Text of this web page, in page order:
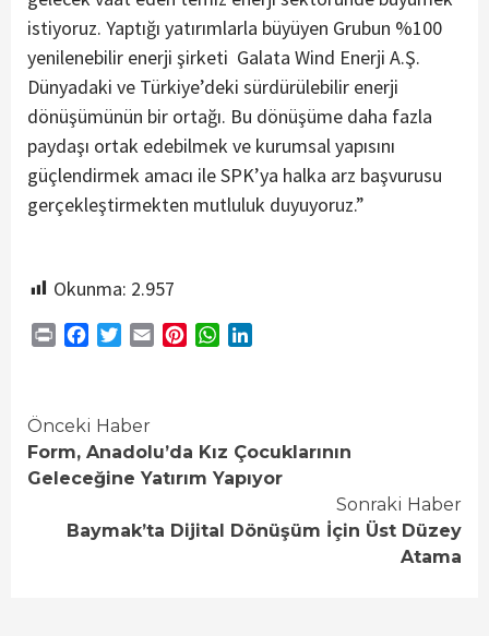
istiyoruz. Yaptığı yatırımlarla büyüyen Grubun %100
yenilenebilir enerji şirketi Galata Wind Enerji A.Ş.
Dünyadaki ve Türkiye’deki sürdürülebilir enerji
dönüşümünün bir ortağı. Bu dönüşüme daha fazla
paydaşı ortak edebilmek ve kurumsal yapısını
güçlendirmek amacı ile SPK’ya halka arz başvurusu
gerçekleştirmekten mutluluk duyuyoruz.”
Okunma: 2.957
Print FacebookTwitterEmail PinterestWhatsApp
Continue
Reading
Önceki Haber
Form, Anadolu’da Kız Çocuklarının
Geleceğine Yatırım Yapıyor
Sonraki Haber
Baymak’ta Dijital Dönüşüm İçin Üst Düzey
Atama